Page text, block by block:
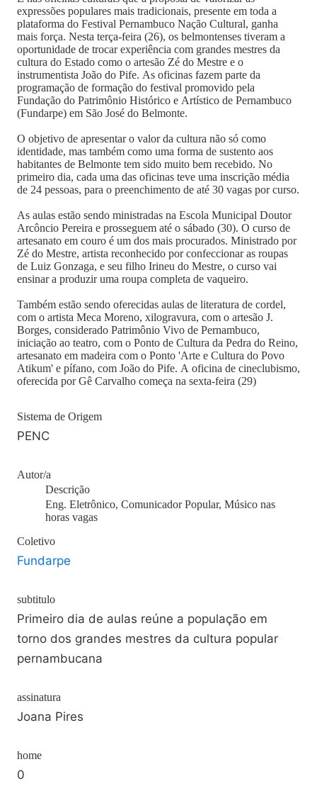
expressões populares mais tradicionais, presente em toda a
plataforma do Festival Pernambuco Nação Cultural, ganha
mais força. Nesta terça-feira (26), os belmontenses tiveram a
oportunidade de trocar experiência com grandes mestres da
cultura do Estado como o artesão Zé do Mestre e o
instrumentista João do Pife. As oficinas fazem parte da
programação de formação do festival promovido pela
Fundação do Patrimônio Histórico e Artístico de Pernambuco
(Fundarpe) em São José do Belmonte.
O objetivo de apresentar o valor da cultura não só como
identidade, mas também como uma forma de sustento aos
habitantes de Belmonte tem sido muito bem recebido. No
primeiro dia, cada uma das oficinas teve uma inscrição média
de 24 pessoas, para o preenchimento de até 30 vagas por curso.
As aulas estão sendo ministradas na Escola Municipal Doutor
Arcôncio Pereira e prosseguem até o sábado (30). O curso de
artesanato em couro é um dos mais procurados. Ministrado por
Zé do Mestre, artista reconhecido por confeccionar as roupas
de Luiz Gonzaga, e seu filho Irineu do Mestre, o curso vai
ensinar a produzir uma roupa completa de vaqueiro.
Também estão sendo oferecidas aulas de literatura de cordel,
com o artista Meca Moreno, xilogravura, com o artesão J.
Borges, considerado Patrimônio Vivo de Pernambuco,
iniciação ao teatro, com o Ponto de Cultura da Pedra do Reino,
artesanato em madeira com o Ponto 'Arte e Cultura do Povo
Atikum' e pífano, com João do Pife. A oficina de cineclubismo,
oferecida por Gê Carvalho começa na sexta-feira (29)
Sistema de Origem
PENC
Autor/a
Descrição
Eng. Eletrônico, Comunicador Popular, Músico nas
horas vagas
Coletivo
Fundarpe
subtitulo
Primeiro dia de aulas reúne a população em
torno dos grandes mestres da cultura popular
pernambucana
assinatura
Joana Pires
home
0